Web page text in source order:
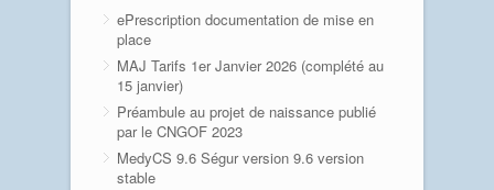
ePrescription documentation de mise en
place
MAJ Tarifs 1er Janvier 2026 (complété au
15 janvier)
Préambule au projet de naissance publié
par le CNGOF 2023
MedyCS 9.6 Ségur version 9.6 version
stable